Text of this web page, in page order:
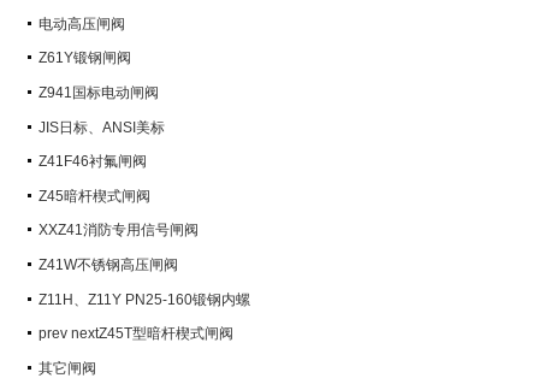
电动高压闸阀
Z61Y锻钢闸阀
Z941国标电动闸阀
JIS日标、ANSI美标
Z41F46衬氟闸阀
Z45暗杆楔式闸阀
XXZ41消防专用信号闸阀
Z41W不锈钢高压闸阀
Z11H、Z11Y PN25-160锻钢内螺
纹楔式闸阀
prev nextZ45T型暗杆楔式闸阀
其它闸阀